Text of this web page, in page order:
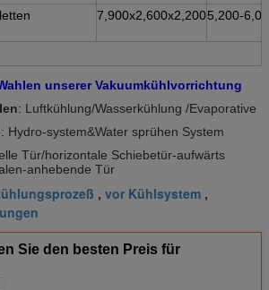
7,900x2,600x2,2005,200-
unserer Vakuumkühlvorrichtung
: Luftkühlung/Wasserkühlung /Evaporative
: Hydro-system&Water sprühen System
Tür/horizontale Schiebetür-aufwärts
anhebende Tür
, vor Kühlsystem ,
Sie den besten Preis für